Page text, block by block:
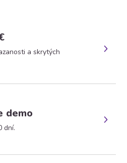
a skrytých
demo
dní.